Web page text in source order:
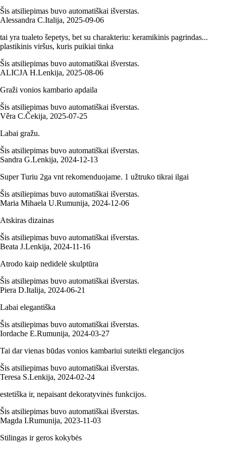
Šis atsiliepimas buvo automatiškai išverstas.
Alessandra C.Italija, 2025‑09‑06
tai yra tualeto šepetys, bet su charakteriu: keramikinis pagrindas...
plastikinis viršus, kuris puikiai tinka
Šis atsiliepimas buvo automatiškai išverstas.
ALICJA H.Lenkija, 2025‑08‑06
Graži vonios kambario apdaila
Šis atsiliepimas buvo automatiškai išverstas.
Věra C.Čekija, 2025‑07‑25
Labai gražu.
Šis atsiliepimas buvo automatiškai išverstas.
Sandra G.Lenkija, 2024‑12‑13
Super Turiu 2ga vnt rekomenduojame. 1 užtruko tikrai ilgai
Šis atsiliepimas buvo automatiškai išverstas.
Maria Mihaela U.Rumunija, 2024‑12‑06
Atskiras dizainas
Šis atsiliepimas buvo automatiškai išverstas.
Beata J.Lenkija, 2024‑11‑16
Atrodo kaip nedidelė skulptūra
Šis atsiliepimas buvo automatiškai išverstas.
Piera D.Italija, 2024‑06‑21
Labai elegantiška
Šis atsiliepimas buvo automatiškai išverstas.
Iordache E.Rumunija, 2024‑03‑27
Tai dar vienas būdas vonios kambariui suteikti elegancijos
Šis atsiliepimas buvo automatiškai išverstas.
Teresa S.Lenkija, 2024‑02‑24
estetiška ir, nepaisant dekoratyvinės funkcijos.
Šis atsiliepimas buvo automatiškai išverstas.
Magda I.Rumunija, 2023‑11‑03
Stilingas ir geros kokybės